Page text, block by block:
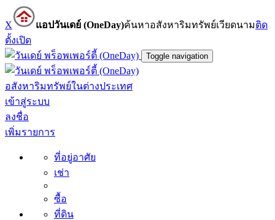
X แอปวันเดย์ (OneDay)ค้นหาอสังหาริมทรัพย์เวียดนามติด
ตั้งเปิด
Toggle navigation
อสังหาริมทรัพย์ในต่างประเทศ
เข้าสู่ระบบ
ลงชื่อ
เพิ่มรายการ
ที่อยู่อาศัย
เช่า
ซื้อ
ที่ดิน